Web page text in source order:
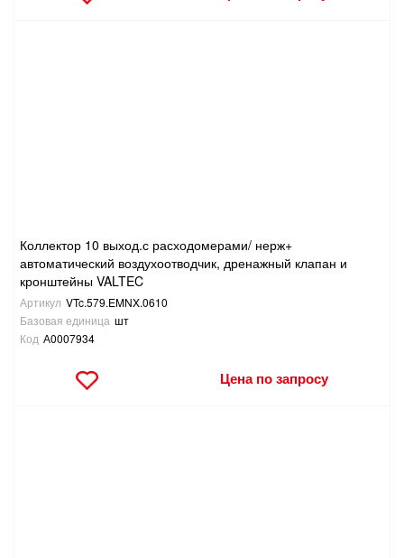
Коллектор 10 выход.с расходомерами/ нерж+
автоматический воздухоотводчик, дренажный клапан и
кронштейны VALTEC
Артикул VTc.579.EMNX.0610
Базовая единица шт
Код А0007934
Цена по запросу